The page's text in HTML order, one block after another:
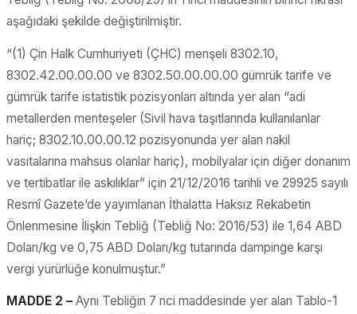
aşağıdaki şekilde değiştirilmiştir.
“(1) Çin Halk Cumhuriyeti (ÇHC) menşeli 8302.10,
8302.42.00.00.00 ve 8302.50.00.00.00 gümrük tarife ve
gümrük tarife istatistik pozisyonları altında yer alan “adi
metallerden menteşeler (Sivil hava taşıtlarında kullanılanlar
hariç; 8302.10.00.00.12 pozisyonunda yer alan nakil
vasıtalarına mahsus olanlar hariç), mobilyalar için diğer donanım
ve tertibatlar ile askılıklar” için 21/12/2016 tarihli ve 29925 sayılı
Resmî Gazete’de yayımlanan İthalatta Haksız Rekabetin
Önlenmesine İlişkin Tebliğ (Tebliğ No: 2016/53) ile 1,64 ABD
Doları/kg ve 0,75 ABD Doları/kg tutarında dampinge karşı
vergi yürürlüğe konulmuştur.”
MADDE 2 – Aynı Tebliğin 7 nci maddesinde yer alan Tablo-1